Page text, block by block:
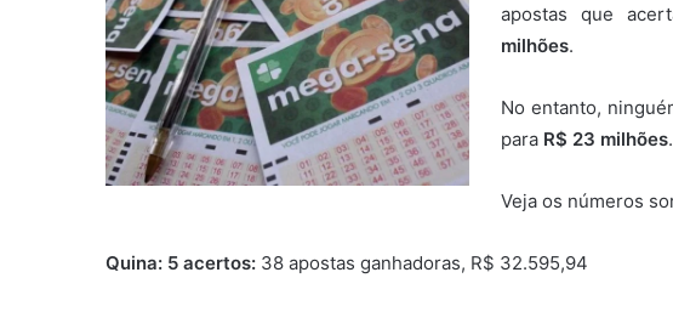
apostas que
milhões.
No entanto,
para R$ 23 milhões.
Veja os números
Quina: 5 acertos: 38 apostas ganhadoras, R$ 32.595,94